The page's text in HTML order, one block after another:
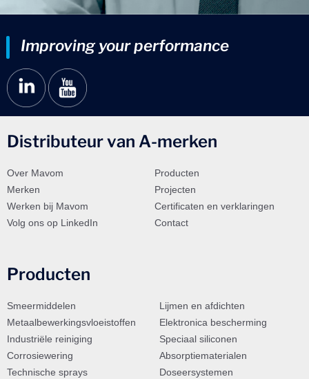
Improving your performance
Distributeur van A-merken
Over Mavom
Producten
Merken
Projecten
Werken bij Mavom
Certificaten en verklaringen
Volg ons op LinkedIn
Contact
Producten
Smeermiddelen
Metaalbewerkingsvloeistoffen
Industriële reiniging
Corrosiewering
Technische sprays
Lijmen en afdichten
Elektronica bescherming
Speciaal siliconen
Absorptiematerialen
Doseersystemen